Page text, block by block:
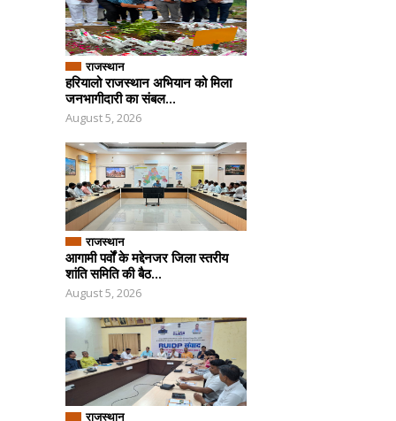
राजस्थान
हरियालो राजस्थान अभियान को मिला
जनभागीदारी का संबल...
August 5, 2026
राजस्थान
आगामी पर्वों के मद्देनजर जिला स्तरीय
शांति समिति की बैठ...
August 5, 2026
राजस्थान